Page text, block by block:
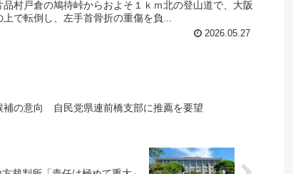
村戸倉の鳩待峠からおよそ１ｋｍ北の登山道で、大阪
で転倒し、左手首骨折の重傷を負...
2026.05.27
補の意向 自民党県連前橋支部に推薦を要望